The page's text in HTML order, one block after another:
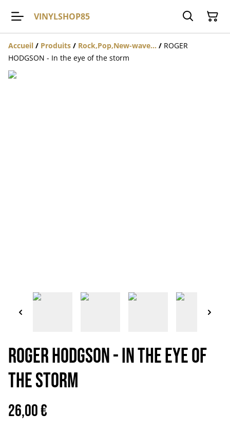
VINYLSHOP85
Accueil / Produits / Rock,Pop,New-wave... / ROGER
HODGSON - In the eye of the storm
ROGER HODGSON - In the eye of
the storm
26,00 €